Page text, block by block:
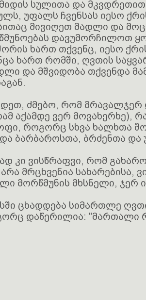
სულითა და
უფალს ჩვენსას იესო
მივიღეთ მადლი და
დავუმორჩილოთ
ხართ თქვენც, იესო
ხართ რომში, ღვთის
და მშვიდობა თქვენდა
ძმებო, რომ მრავალჯერ
აქამდე ვერ მოვახერხე),
როგორც სხვა ხალხთა
და ბარბაროსთა, ბრძენთა
კი ვისწრაფვი, რომ
მრცხვენია სახარებისა,
მორწმუნის მხსნელი, ჯერ
ცხადდება სიმართლე
დაწერილია: "მართალი